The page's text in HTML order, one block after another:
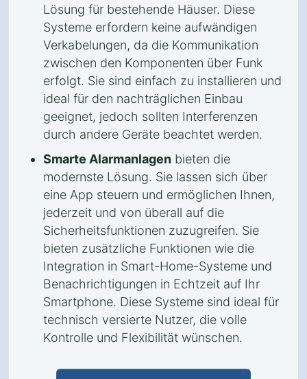
Lösung für bestehende Häuser. Diese
Systeme erfordern keine aufwändigen
Verkabelungen, da die Kommunikation
zwischen den Komponenten über Funk
erfolgt. Sie sind einfach zu installieren und
ideal für den nachträglichen Einbau
geeignet, jedoch sollten Interferenzen
durch andere Geräte beachtet werden.
Smarte Alarmanlagen bieten die
modernste Lösung. Sie lassen sich über
eine App steuern und ermöglichen Ihnen,
jederzeit und von überall auf die
Sicherheitsfunktionen zuzugreifen. Sie
bieten zusätzliche Funktionen wie die
Integration in Smart-Home-Systeme und
Benachrichtigungen in Echtzeit auf Ihr
Smartphone. Diese Systeme sind ideal für
technisch versierte Nutzer, die volle
Kontrolle und Flexibilität wünschen.